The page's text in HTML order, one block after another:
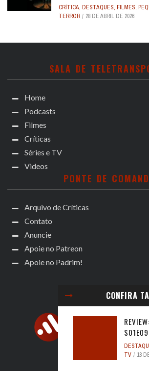
CONFIRA
TV
18
CRÍTICA, DESTAQUES, FILMES,
TERROR
28 DE ABRIL DE 2026
SALA DE
Home
Podcasts
Filmes
Críticas
Séries e TV
Videos
PONTE DE
Arquivo de Críticas
Contato
Anuncie
Apoie no Patreon
Apoie no Padrim!